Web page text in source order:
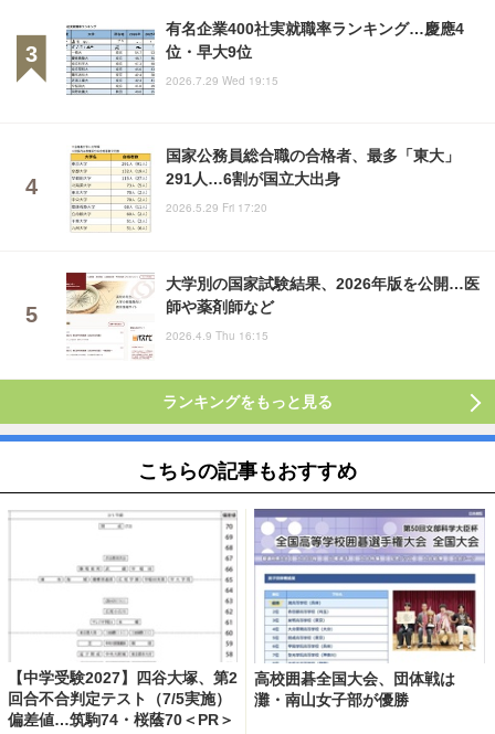
有名企業400社実就職率ランキング…慶應4
位・早大9位
2026.7.29 Wed 19:15
国家公務員総合職の合格者、最多「東大」
291人…6割が国立大出身
2026.5.29 Fri 17:20
大学別の国家試験結果、2026年版を公開…医
師や薬剤師など
2026.4.9 Thu 16:15
ランキングをもっと見る
こちらの記事もおすすめ
【中学受験2027】四谷大塚、第2
回合不合判定テスト（7/5実施）
偏差値…筑駒74・桜蔭70＜PR＞
高校囲碁全国大会、団体戦は
灘・南山女子部が優勝